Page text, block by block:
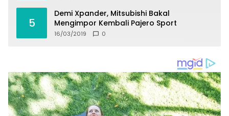
5
Demi Xpander, Mitsubishi Bakal
Mengimpor Kembali Pajero Sport
16/03/2019 0